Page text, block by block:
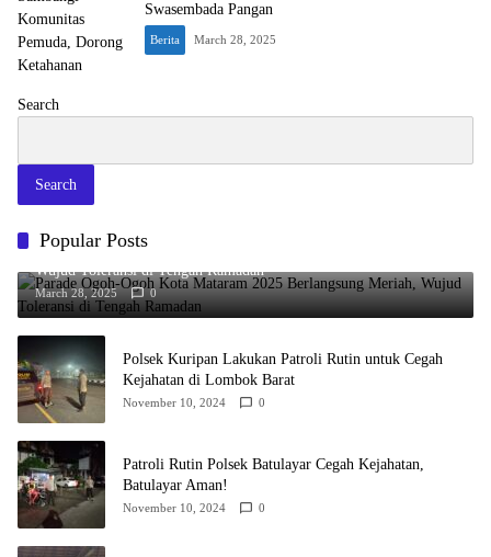
Swasembada Pangan
Berita March 28, 2025
Search
Search
Popular Posts
Parade Ogoh-Ogoh Kota Mataram 2025 Berlangsung Meriah,
Wujud Toleransi di Tengah Ramadan
March 28, 2025 0
Polsek Kuripan Lakukan Patroli Rutin untuk Cegah
Kejahatan di Lombok Barat
November 10, 2024 0
Patroli Rutin Polsek Batulayar Cegah Kejahatan,
Batulayar Aman!
November 10, 2024 0